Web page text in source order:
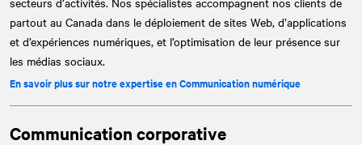
partout au Canada dans le déploiement de sites Web, d’applications
et d’expériences numériques, et l’optimisation de leur présence sur
les médias sociaux.
En savoir plus sur notre expertise en Communication numérique
Communication corporative